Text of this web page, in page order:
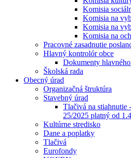
Komisia
Komisia na
Komisia na
Komisia na
Pracovné zasadnutie
Hlavný kontrolór obce
Dokumenty
Školská rada
Obecný úrad
Organizačná štruktúra
Stavebný úrad
Tlačivá na stiahnutie
25/2025 platný od
Kultúrne stredisko
Dane a poplatky
Tlačivá
Eurofondy